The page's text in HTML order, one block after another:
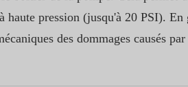
haute pression (jusqu'à 20 PSI).
des dommages causés